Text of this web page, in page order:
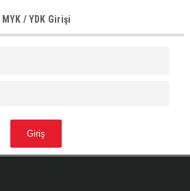
MYK / YDK Girişi